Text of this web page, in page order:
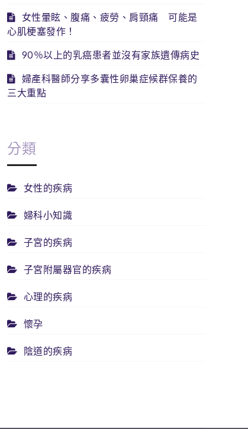
女性暈眩、腹痛、疲勞、肩頸痛 可能是
心肌梗塞發作！
90％以上的乳癌患者並沒有家族遺傳病史
婦產科醫師分享多囊性卵巢症候群保養的
三大重點
分類
女性的疾病
婦科小知識
子宮的疾病
子宮附屬器官的疾病
心理的疾病
懷孕
陰道的疾病